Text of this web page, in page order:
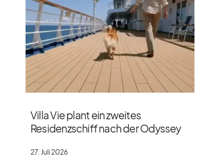
Villa Vie plant ein zweites
Residenzschiff nach der Odyssey
27. Juli 2026